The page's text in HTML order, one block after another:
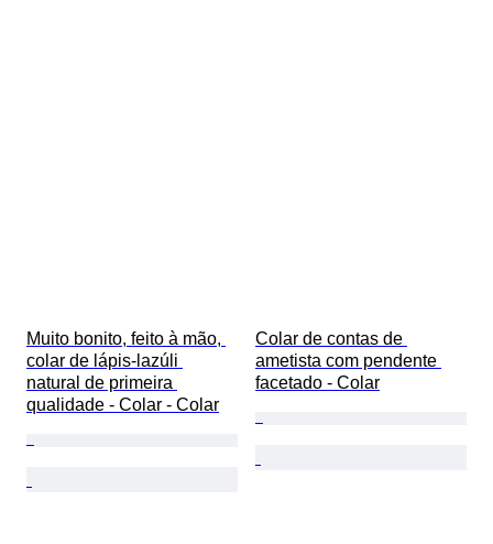
Muito bonito, feito à mão,
colar de lápis-lazúli
natural de primeira
qualidade - Colar - Colar
Colar de contas de
ametista com pendente
facetado - Colar